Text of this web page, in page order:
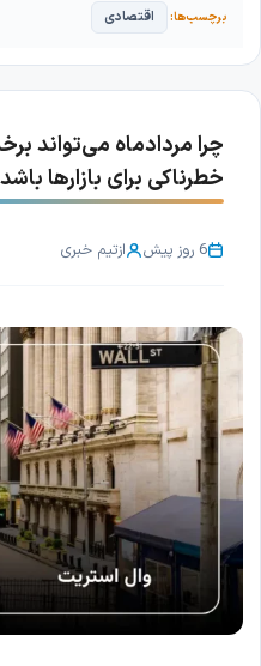
اقتصادی
چرا مردادماه می‌تواند
خطرناکی برای بازارها
6 روز پیش ازتیم خبری